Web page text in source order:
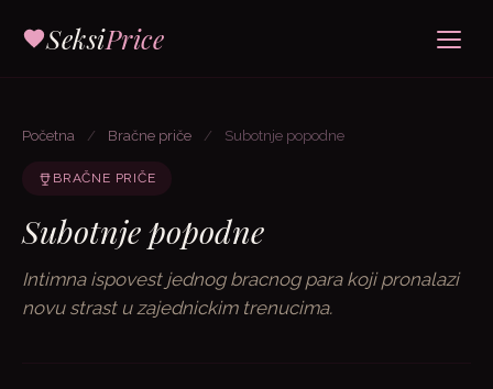
SeksiPrice
Početna / Bračne priče / Subotnje popodne
BRAČNE PRIČE
Subotnje popodne
Intimna ispovest jednog bracnog para koji pronalazi
novu strast u zajednickim trenucima.